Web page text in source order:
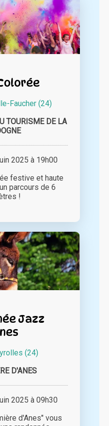
Faucher (24)
TOURISME DE LA
2025 à 19h00
festive et haute
parcours de 6
!
Jazz
(24)
D'ANES
2025 à 09h30
d'Anes" vous